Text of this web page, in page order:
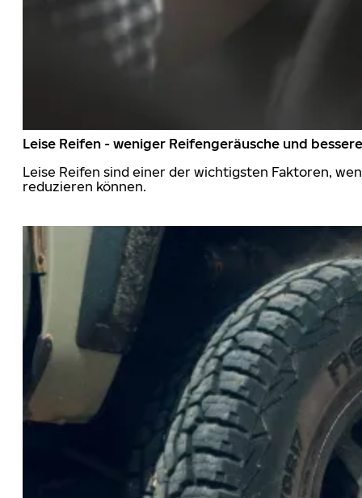
Leise Reifen - weniger Reifengeräusche und
Leise Reifen sind einer der wichtigsten Faktoren,
reduzieren können.